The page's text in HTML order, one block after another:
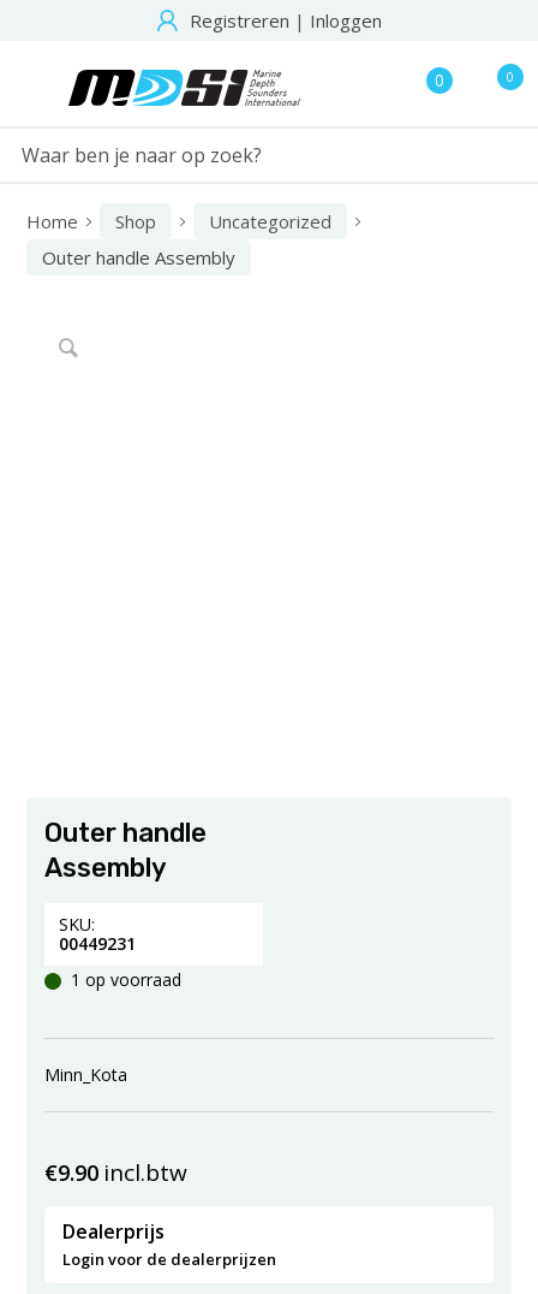
Registreren | Inloggen
0 0
Home Shop
Uncategorized
Outer handle Assembly
Outer handle
Assembly
SKU:
00449231
1 op voorraad
Minn_Kota
€9.90 incl.btw
Dealerprijs
Login voor de dealerprijzen